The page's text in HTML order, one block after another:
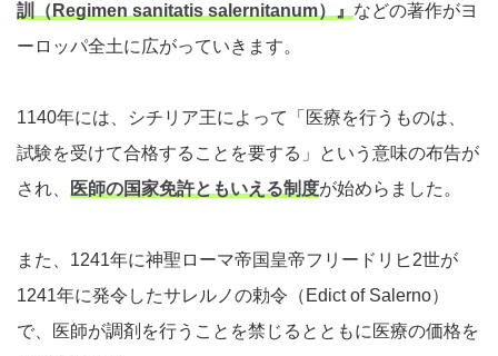
訓（Regimen sanitatis salernitanum）』 などの著作がヨ
ーロッパ全土に広がっていきます。
1140年には、シチリア王によって「医療を行うものは、
試験を受けて合格することを要する」という意味の布告が
され、
医師の国家免許ともいえる制度が始めらました。
また、1241年に神聖ローマ帝国皇帝フリードリヒ2世が
1241年に発令したサレルノの勅令（Edict of Salerno）
で、医師が調剤を行うことを禁じるとともに医療の価格を